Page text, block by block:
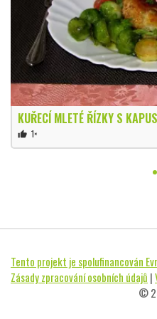
KUŘECÍ MLETÉ ŘÍZKY S
thumb_up 1×
Tento projekt je spolufinancován
Zásady zpracování osobních údajů |
©